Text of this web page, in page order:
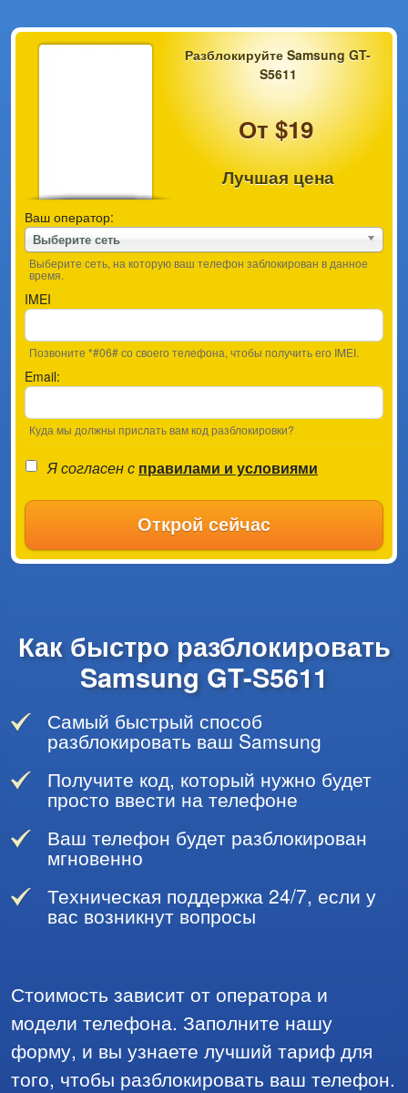
Разблокируйте Samsung GT-
S5611
От $19
Лучшая цена
Ваш оператор:
Выберите сеть
Выберите сеть, на которую ваш телефон заблокирован в данное
время.
IMEI
Позвоните *#06# со своего телефона, чтобы получить его IMEI.
Email:
Куда мы должны прислать вам код разблокировки?
Я согласен с правилами и условиями
Открой сейчас
Как быстро разблокировать
Samsung GT-S5611
Самый быстрый способ
разблокировать ваш Samsung
Получите код, который нужно будет
просто ввести на телефоне
Ваш телефон будет разблокирован
мгновенно
Техническая поддержка 24/7, если у
вас возникнут вопросы
Стоимость зависит от оператора и
модели телефона. Заполните нашу
форму, и вы узнаете лучший тариф для
того, чтобы разблокировать ваш телефон.